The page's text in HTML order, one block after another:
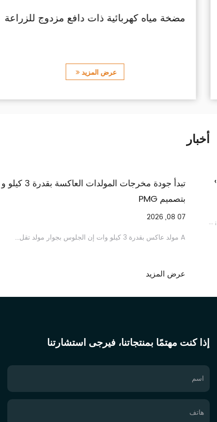
بنزين ذو تحكم يدوي منخفض الضوضاء
أخبار
A مولد عاكس بقدرة 3 كيلو وات إن الجلوس بجوار مولد تقل...
ترتفع درجة حرارة مضخة مياه الديزل الصناعية؟
الزائدة إحدى نقاط الفشل الأكثر شيوعًا التي يتم الإبلاغ ...
إذا كنت مهتمًا بمنتجاتنا، فيرجى استشارتنا